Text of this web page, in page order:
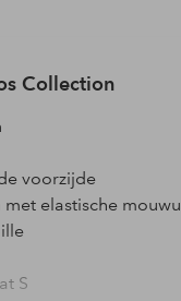
Collection
voorzijde
elastische
S